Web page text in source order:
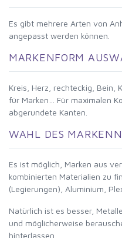
Es gibt mehrere Arten von
angepasst werden können.
MARKENFORM
Kreis, Herz, rechteckig, Bein,
für Marken… Für maximalen
abgerundete Kanten.
WAHL DES
Es ist möglich, Marken aus
kombinierten Materialien zu
(Legierungen), Aluminium,
Natürlich ist es besser,
und möglicherweise
hinterlassen.